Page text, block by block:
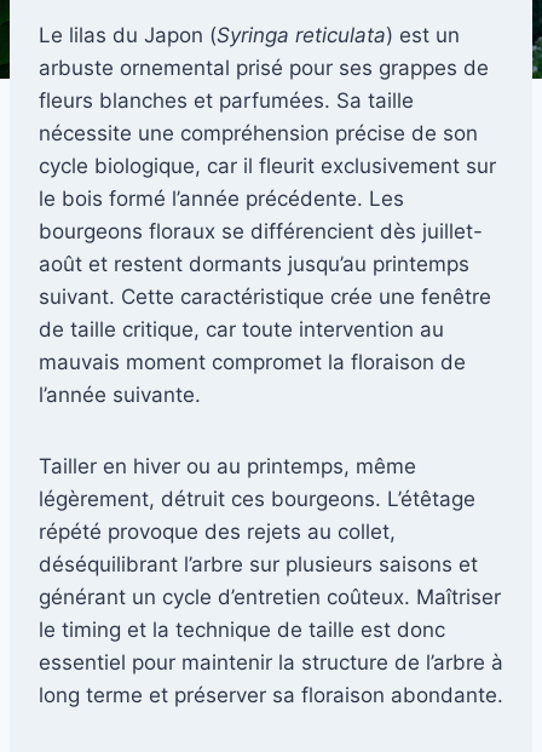
Le lilas du Japon (Syringa reticulata) est un
arbuste ornemental prisé pour ses grappes de
fleurs blanches et parfumées. Sa taille
nécessite une compréhension précise de son
cycle biologique, car il fleurit exclusivement sur
le bois formé l’année précédente. Les
bourgeons floraux se différencient dès juillet-
août et restent dormants jusqu’au printemps
suivant. Cette caractéristique crée une fenêtre
de taille critique, car toute intervention au
mauvais moment compromet la floraison de
l’année suivante.
Tailler en hiver ou au printemps, même
légèrement, détruit ces bourgeons. L’étêtage
répété provoque des rejets au collet,
déséquilibrant l’arbre sur plusieurs saisons et
générant un cycle d’entretien coûteux. Maîtriser
le timing et la technique de taille est donc
essentiel pour maintenir la structure de l’arbre à
long terme et préserver sa floraison abondante.